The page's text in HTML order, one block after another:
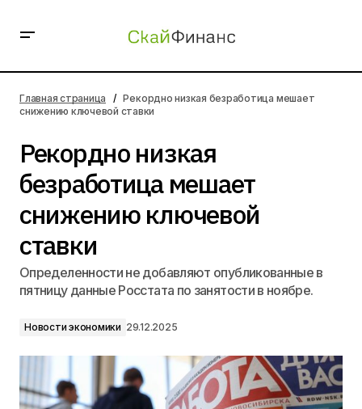
ключевой ставки
Главная страница
Рекордно низкая безработица мешает
снижению ключевой ставки
Рекордно низкая
безработица мешает
снижению ключевой
ставки
Определенности не добавляют опубликованные в
пятницу данные Росстата по занятости в ноябре.
Новости экономики 29.12.2025